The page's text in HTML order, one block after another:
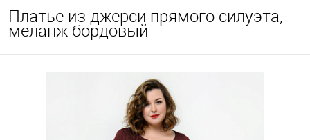
Платье из джерси прямого силуэта,
меланж бордовый